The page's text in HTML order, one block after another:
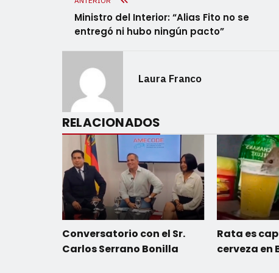
Ministro del Interior: “Alias Fito no se
entregó ni hubo ningún pacto”
Laura Franco
RELACIONADOS
Conversatorio con el Sr.
Carlos Serrano Bonilla
Rata es
cerveza en